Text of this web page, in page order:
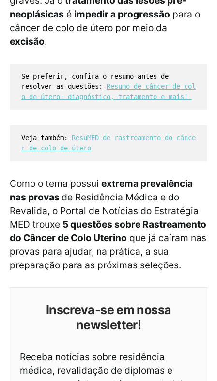
neoplásicas é impedir a progressão para o
câncer de colo de útero por meio da
excisão.
Se preferir, confira o resumo antes de
resolver as questões: Resumo de câncer de col
o de útero: diagnóstico, tratamento e mais!
Veja também: ResuMED de rastreamento do cânce
r de colo de útero
Como o tema possui extrema prevalência
nas provas de Residência Médica e do
Revalida, o Portal de Notícias do Estratégia
MED trouxe 5 questões sobre Rastreamento
do Câncer de Colo Uterino que já caíram nas
provas para ajudar, na prática, a sua
preparação para as próximas seleções.
Inscreva-se em nossa
newsletter!
Receba notícias sobre residência
médica, revalidação de diplomas e